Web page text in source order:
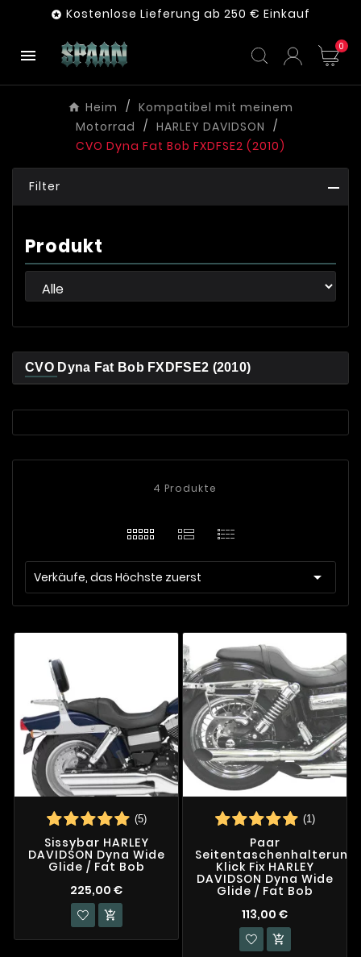
 Kostenlose Lieferung ab 250 € Einkauf
 0
Heim
Kompatibel mit meinem
Motorrad
HARLEY DAVIDSON
CVO Dyna Fat Bob FXDFSE2 (2010)
Filter
Produkt
CVO Dyna Fat Bob FXDFSE2 (2010)
4 Produkte
Verkäufe, das Höchste zuerst 
(5)
Sissybar HARLEY
DAVIDSON Dyna Wide
Glide / Fat Bob
225,00 €

(1)
Paar
Klick Fix HARLEY
DAVIDSON Dyna Wide
Glide / Fat Bob
113,00 €
